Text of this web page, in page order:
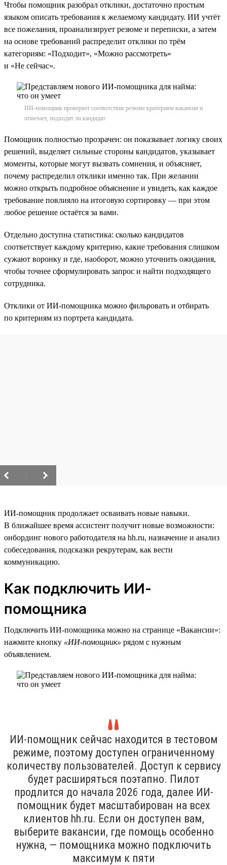
Чтобы помощник разобрал отклики, достаточно простым
языком описать требования к желаемому кандидату. ИИ учтёт
все пожелания, проанализирует резюме и переписки, а затем
на основе требований распределит отклики по трём
категориям: «Подходит», «Можно рассмотреть»
и «Не сейчас».
ИИ-помощник проверяет соответствие резюме критериям вакансии и
отмечает, подходит ли кандидат
Помощник полностью прозрачен: он показывает логику своих
решений, выделяет сильные стороны кандидатов, указывает
моменты, которые могут вызвать сомнения, и объясняет,
почему распределил отклики именно так. При желании
можно открыть подробное объяснение и увидеть, как каждое
требование повлияло на итоговую сортировку — при этом
любое решение остаётся за вами.
Отдельно доступна статистика: сколько кандидатов
соответствует каждому критерию, какие требования слишком
сужают воронку и где, наоборот, можно уточнить ожидания,
чтобы точнее сформулировать запрос и найти подходящего
сотрудника.
Отклики от ИИ-помощника можно фильровать и отбирать
по критериям из портрета кандидата.
ИИ-помощник продолжает осваивать новые навыки.
В ближайшее время ассистент получит новые возможности:
онбординг нового работодателя на hh.ru, назначение и анализ
собеседования, подсказки рекрутерам, как вести
коммуникацию.
Как подключить ИИ-
помощника
Подключить ИИ-помощника можно на странице «Вакансии»:
нажмите кнопку «ИИ-помощник» рядом с нужным
объявлением.
ИИ-помощник сейчас находится в тестовом
режиме, поэтому доступен ограниченному
количеству пользователей. Доступ к сервису
будет расширяться поэтапно. Пилот
продлится до начала 2026 года, далее ИИ-
помощник будет масштабирован на всех
клиентов hh.ru. Если он доступен вам,
выберите вакансии, где помощь особенно
нужна, — помощника можно подключить
максимум к пяти